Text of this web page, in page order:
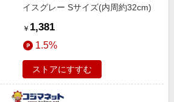
イスグレー Sサイズ(内周約32cm)
￥ 1,381
1.5%
ストアにすすむ